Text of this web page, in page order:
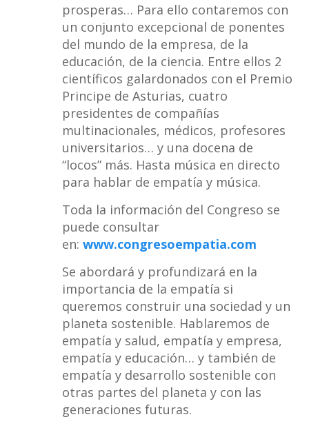
prosperas… Para ello contaremos con
un conjunto excepcional de ponentes
del mundo de la empresa, de la
educación, de la ciencia. Entre ellos 2
científicos galardonados con el Premio
Principe de Asturias, cuatro
presidentes de compañías
multinacionales, médicos, profesores
universitarios… y una docena de
“locos” más. Hasta música en directo
para hablar de empatía y música.
Toda la información del Congreso se
puede consultar
en: www.congresoempatia.com
Se abordará y profundizará en la
importancia de la empatía si
queremos construir una sociedad y un
planeta sostenible. Hablaremos de
empatía y salud, empatía y empresa,
empatía y educación… y también de
empatía y desarrollo sostenible con
otras partes del planeta y con las
generaciones futuras.